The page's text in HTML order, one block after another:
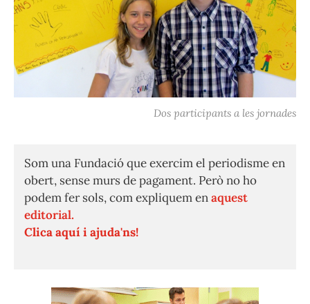
Dos participants a les jornades
Som una Fundació que exercim el periodisme en
obert, sense murs de pagament. Però no ho
podem fer sols, com expliquem enaquest
editorial.
Clica aquí i ajuda'ns!